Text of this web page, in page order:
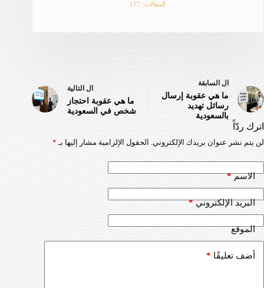
المقالات: 177
ال السابقة
ما هي عقوبة إرسال
رسائل تهديد
بالسعودية
ال التالية
ما هي عقوبة احتجاز
شخص في السعودية
اترك ردّاً
لن يتم نشر عنوان بريدك الإلكتروني. الحقول الإلزامية مشار إليها بـ *
الاسم*
البريد الإلكتروني*
الموقع
أضف تعليقًا *